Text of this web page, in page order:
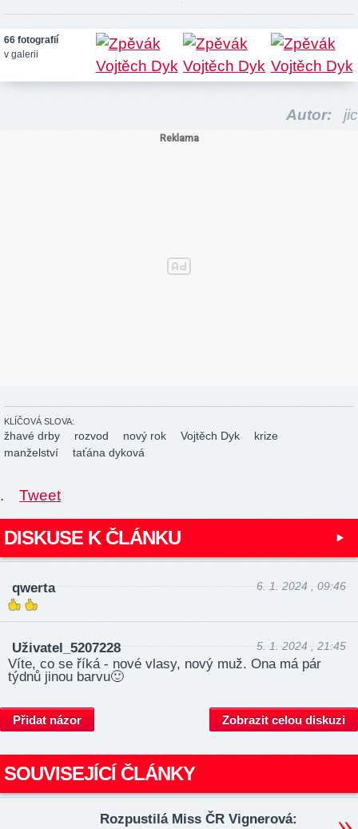
66 fotografií
v galerii
Autor: jic
KLÍČOVÁ SLOVA:
žhavé drby rozvod nový rok Vojtěch Dyk
krize
manželství
taťána dyková
. Tweet
DISKUSE K ČLÁNKU
qwerta 6. 1. 2024 , 09:46
Uživatel_5207228 5. 1. 2024 , 21:45
Víte, co se říká - nové vlasy, nový muž. Ona má pár
týdnů jinou barvu🙂
Přidat názor Zobrazit celou diskuzi
SOUVISEJÍCÍ ČLÁNKY
Rozpustilá Miss ČR Vignerová: